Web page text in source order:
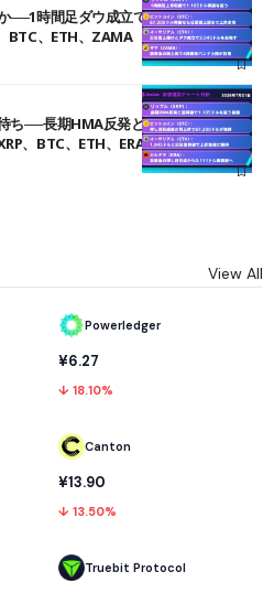
──1時間足ダウ成立で1.185ドルを狙う
BTC、ETH、ZAMA
ち──長期HMA反発と雲上抜けが買い
、BTC、ETH、ERA
View All
Powerledger
¥6.27
↓ 18.10%
Canton
¥13.90
↓ 13.50%
Truebit Protocol